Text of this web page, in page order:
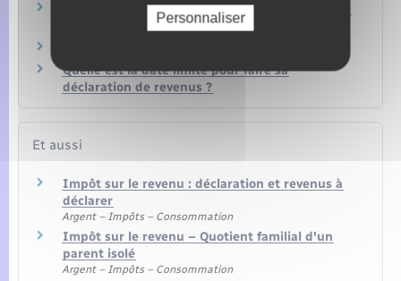
Impôt sur le revenu – Quel quotient familial en
cas de divorce ou séparation ?
Quelle est la date limite pour faire sa
déclaration de revenus ?
Et aussi
Impôt sur le revenu : déclaration et revenus à
déclarer
Argent – Impôts – Consommation
Impôt sur le revenu – Quotient familial d'un
parent isolé
Argent – Impôts – Consommation
Personnaliser